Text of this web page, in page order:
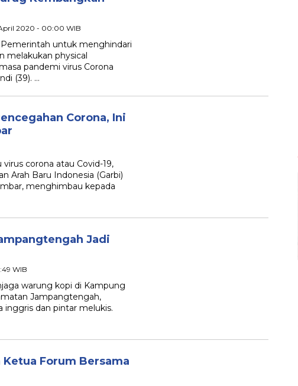
2020 - 00:00 WIB
untuk menghindari
melakukan physical
pandemi virus Corona
(39). …
Corona, Ini
corona atau Covid-19,
Arah Baru Indonesia (Garbi)
menghimbau kepada
Jadi
WIB
warung kopi di Kampung
Jampangtengah,
inggris dan pintar melukis.
Forum Bersama